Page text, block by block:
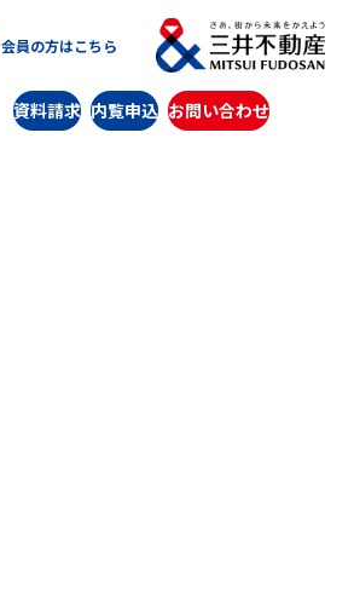
会員の方はこちら
資料請求 内覧申込 お問い合わせ